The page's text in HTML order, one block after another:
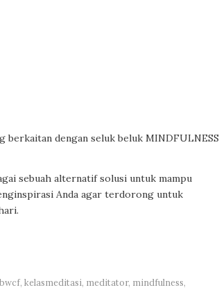
berkaitan dengan seluk beluk MINDFULNESS
sebuah alternatif solusi untuk mampu
Anda agar terdorong untuk
, kelasmeditasi, meditator, mindfulness,